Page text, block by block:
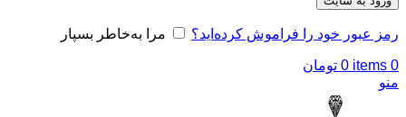
رمز عبور خود را فراموش کرده‌اید؟ مرا به‌خاطر بسپار
0
items
0 تومان
منو